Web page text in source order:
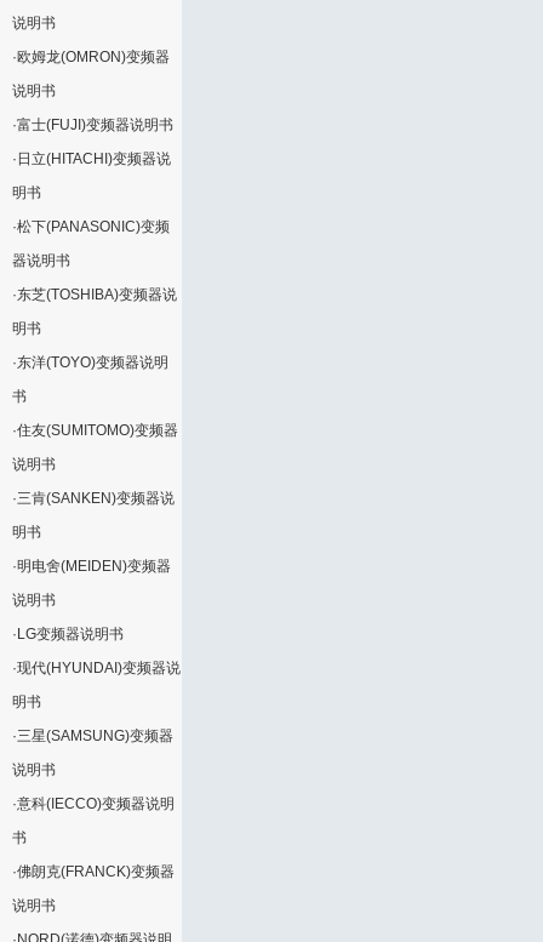
说明书
·欧姆龙(OMRON)变频器
说明书
·富士(FUJI)变频器说明书
· 日立(HITACHI)变频器说
明书
·松下(PANASONIC)变频
器说明书
·东芝(TOSHIBA)变频器说
明书
·东洋(TOYO)变频器说明
书
·住友(SUMITOMO)变频器
说明书
·三肯(SANKEN)变频器说
明书
·明电舍(MEIDEN)变频器
说明书
· LG变频器说明书
·现代(HYUNDAI)变频器说
明书
·三星(SAMSUNG)变频器
说明书
·意科(IECCO)变频器说明
书
·佛朗克(FRANCK)变频器
说明书